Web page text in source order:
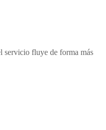
servicio fluye de forma más